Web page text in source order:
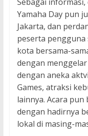
Sebagai
Yamaha Day pun
Jakarta, dan
peserta pengguna
kota bersama-
dengan
dengan aneka
Games, atraksi
lainnya. Acara
dengan hadirnya
lokal di masing-